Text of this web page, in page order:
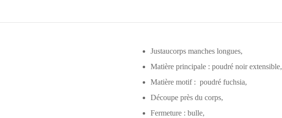
Justaucorps manches longues,
Matière principale : poudré noir extensible,
Matière motif : poudré fuchsia,
Découpe près du corps,
Fermeture : bulle,